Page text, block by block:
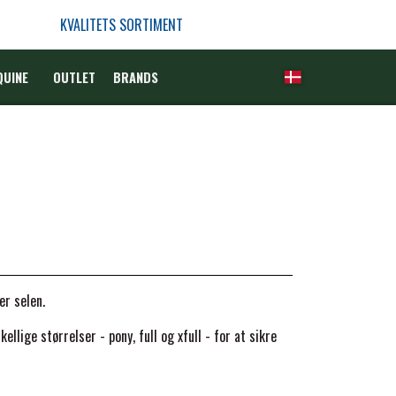
KVALITETS SORTIMENT
OUTLET BRANDS
selen.
størrelser - pony, full og xfull - for at sikre